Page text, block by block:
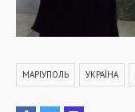
МАРІУПОЛЬ УКРАЇНА